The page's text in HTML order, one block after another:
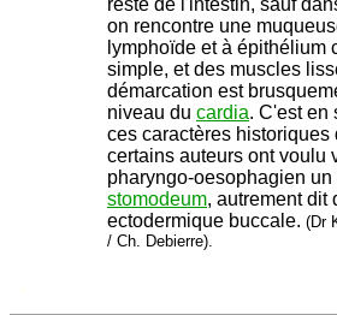
reste de l'intestin, sauf
on rencontre une
lymphoïde et à épithélium
simple, et des muscles
démarcation est
niveau du cardia. C'est en
ces caractères historiques
certains auteurs ont voulu
pharyngo-oesophagien un
stomodeum, autrement dit
ectodermique buccale. (Dr
/ Ch. Debierre).
.